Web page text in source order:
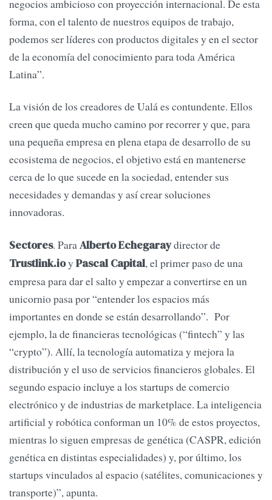
negocios ambicioso con proyección internacional. De esta
forma, con el talento de nuestros equipos de trabajo,
podemos ser líderes con productos digitales y en el sector
de la economía del conocimiento para toda América
Latina”.
La visión de los creadores de Ualá es contundente. Ellos
creen que queda mucho camino por recorrer y que, para
una pequeña empresa en plena etapa de desarrollo de su
ecosistema de negocios, el objetivo está en mantenerse
cerca de lo que sucede en la sociedad, entender sus
necesidades y demandas y así crear soluciones
innovadoras.
Sectores. ParaAlberto Echegaraydirector de
Trustlink.ioy Pascal Capital, el primer paso de una
empresa para dar el salto y empezar a convertirse en un
unicornio pasa por “entender los espacios más
importantes en donde se están desarrollando”. Por
ejemplo, la de financieras tecnológicas (“fintech” y las
“crypto”). Allí, la tecnología automatiza y mejora la
distribución y el uso de servicios financieros globales. El
segundo espacio incluye a los startups de comercio
electrónico y de industrias de marketplace. La inteligencia
artificial y robótica conforman un 10% de estos proyectos,
mientras lo siguen empresas de genética (CASPR, edición
genética en distintas especialidades) y, por último, los
startups vinculados al espacio (satélites, comunicaciones y
transporte)”, apunta.